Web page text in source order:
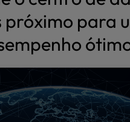
próximo para